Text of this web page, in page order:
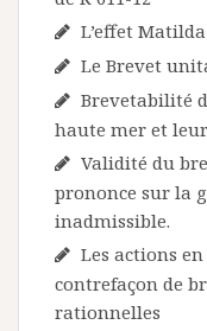
L’effet Matilda
Le Brevet
Brevetabilité
haute mer et
Validité du
prononce sur la
inadmissible.
Les actions
contrefaçon de
rationnelles